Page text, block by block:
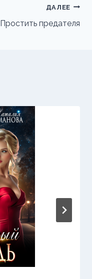
ДАЛЕЕ
Простить предателя